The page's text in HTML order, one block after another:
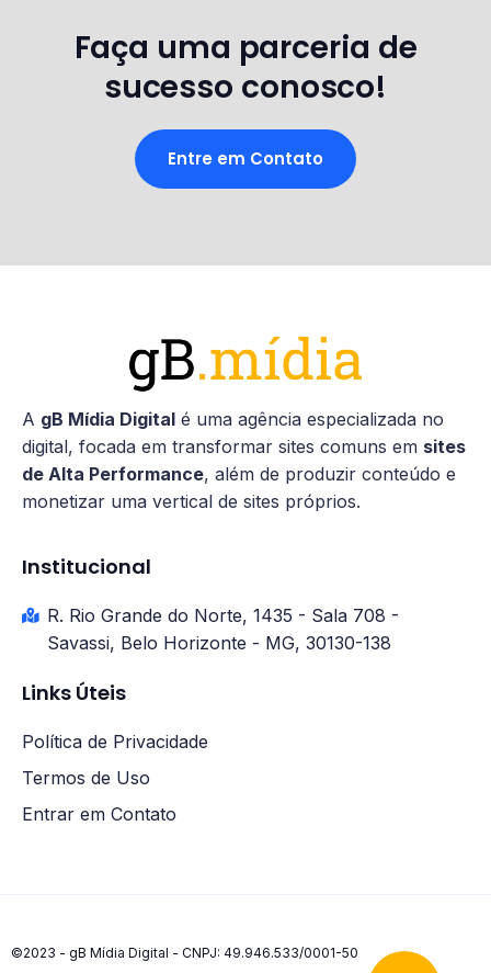
Faça uma parceria de
sucesso conosco!
Entre em Contato
A gB Mídia Digital é uma agência especializada no
digital, focada em transformar sites comuns em sites
de Alta Performance, além de produzir conteúdo e
monetizar uma vertical de sites próprios.
Institucional
R. Rio Grande do Norte, 1435 - Sala 708 -
Savassi, Belo Horizonte - MG, 30130-138
Links Úteis
Política de Privacidade
Termos de Uso
Entrar em Contato
©2023 - gB Mídia Digital - CNPJ: 49.946.533/0001-50